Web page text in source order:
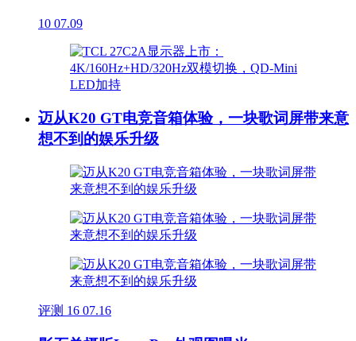
10 07.09
迈从K20 GT电竞音箱体验，一块歌词屏带来意
想不到的娱乐升级
评测 16 07.16